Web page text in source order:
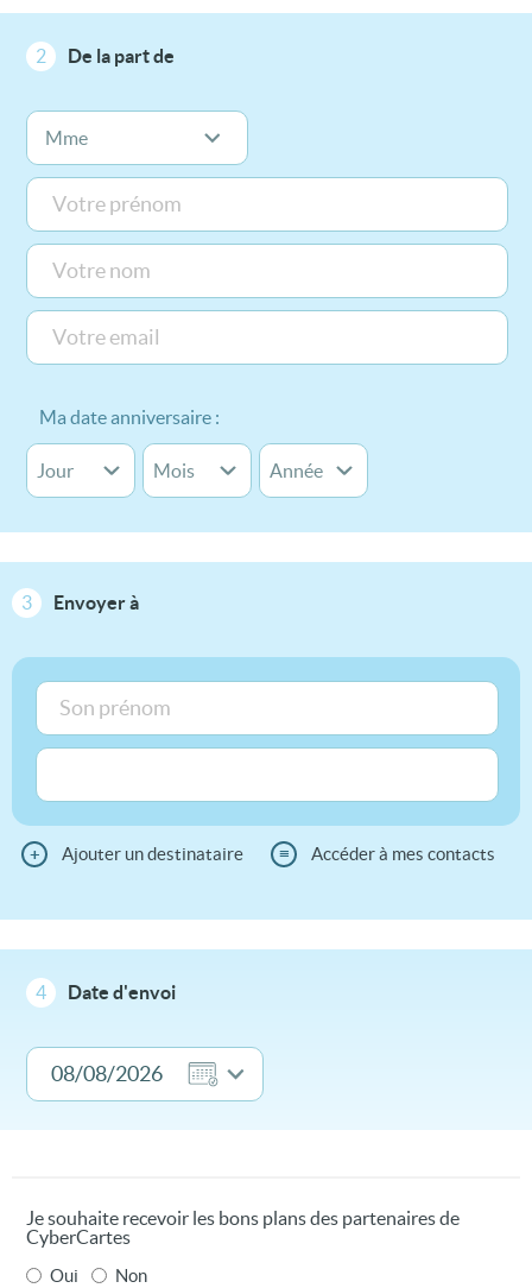
2 De la part de
Ma date anniversaire :
3 Envoyer à
+ Ajouter un destinataire ≡ Accéder à mes contacts
4 Date d'envoi
Je souhaite recevoir les bons plans des partenaires de
CyberCartes
Oui Non